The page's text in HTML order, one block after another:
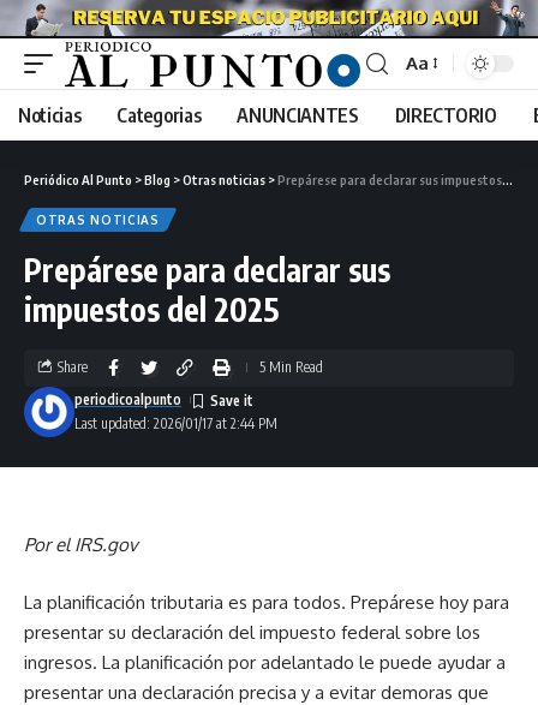
Aa
Noticias Categorias ANUNCIANTES DIRECTORIO
Periódico Al Punto >Blog >Otras noticias >Prepárese para declarar sus impuestos del 2025
OTRAS NOTICIAS
Prepárese para declarar sus
impuestos del 2025
Last updated: 2026/01/17 at 2:44 PM
periodicoalpunto
Share 5 Min Read
Por el IRS.gov
La planificación tributaria es para todos. Prepárese hoy para
presentar su declaración del impuesto federal sobre los
ingresos. La planificación por adelantado le puede ayudar a
presentar una declaración precisa y a evitar demoras que